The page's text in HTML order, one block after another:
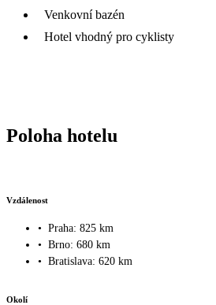
Venkovní bazén
Hotel vhodný pro cyklisty
Poloha hotelu
Vzdálenost
• Praha: 825 km
• Brno: 680 km
• Bratislava: 620 km
Okolí